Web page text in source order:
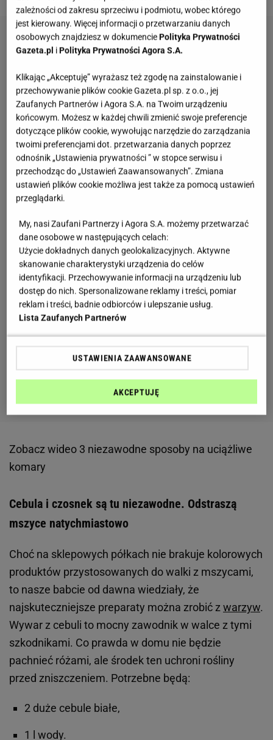
Zobacz wideo 3 niezawodne sposoby na uciążliwe
komary
Cebula i czosnek są tu niezawodne. Odstraszą
mszyce natychmiastowo
Choć na sklepowych półkach nie brakuje kolorowych
produktów przystosowanych do walki z mszycami,
to nasze babcie od dawna wiedziały, że
najskuteczniejsze preparaty można zrobić z warzyw.
Wywar z cebuli to mocny zawodnik w walce z tymi
szkodnikami. Co prawda w domu nie będzie
pachnieć różami, ale środek ten uchroni rośliny
przed zniszczeniem. Potrzebne będą:
2 duże cebule białe,
1 l wody.
zależności od zakresu sprzeciwu i podmiotu, wobec którego
jest kierowany. Więcej informacji o przetwarzaniu danych
osobowych znajdziesz w dokumenciePolityka Prywatności
Gazeta.pl iPolityka Prywatności Agora S.A.
Klikając „Akceptuję” wyrażasz też zgodę na zainstalowanie i
przechowywanie plików cookie Gazeta.pl sp. z o.o., jej
Zaufanych Partnerów i Agora S.A. na Twoim urządzeniu
końcowym. Możesz w każdej chwili zmienić swoje preferencje
dotyczące plików cookie, wywołując narzędzie do zarządzania
twoimi preferencjami dot. przetwarzania danych poprzez
odnośnik „Ustawienia prywatności ” w stopce serwisu i
przechodząc do „Ustawień Zaawansowanych”. Zmiana
ustawień plików cookie możliwa jest także za pomocą ustawień
przeglądarki.
My, nasi Zaufani Partnerzy i Agora S.A. możemy przetwarzać
dane osobowe w następujących celach:
Użycie dokładnych danych geolokalizacyjnych. Aktywne
skanowanie charakterystyki urządzenia do celów
identyfikacji. Przechowywanie informacji na urządzeniu lub
dostęp do nich. Spersonalizowane reklamy i treści, pomiar
reklam i treści, badnie odbiorców i ulepszanie usług.
Lista Zaufanych Partnerów
USTAWIENIA ZAAWANSOWANE
AKCEPTUJĘ